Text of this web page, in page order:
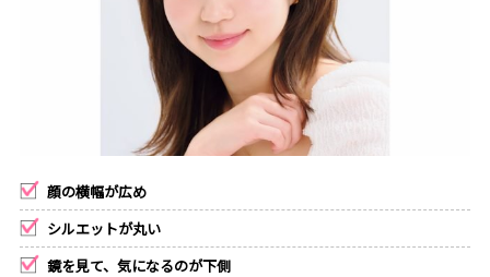
顔の横幅が広め
シルエットが丸い
鏡を見て、気になるのが下側